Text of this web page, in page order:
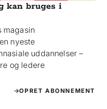
kan bruges i
magasin
nyeste
uddannelser –
og ledere
OPRET ABONNEMENT